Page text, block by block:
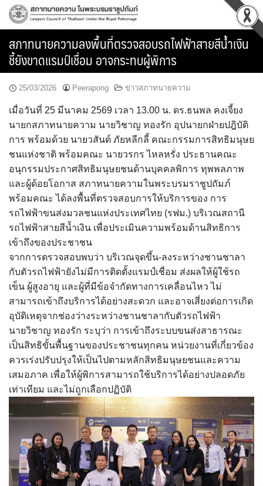
Skip
สภาทนายความลงพื้นที่ตรวจสอบรถไฟฟ้าสายสีน้ำเงิน
ชี้ยังขาดแรมป์เชื่อม อาจกระทบผู้พิการ
25/03/2026 Peerapong ข่าวสภาทนายความ
เมื่อวันที่ 25 มีนาคม 2569 เวลา 13.00 น. ดร.ธนพล คงเจี้ยง
นายกสภาทนายความ นายวิชาญ ทองรัก อุปนายกฝ่ายปฎิบัติ
การ พร้อมด้วย นายวสันต์ ภัยหลีกลี้ คณะกรรมการสิทธิมนุษย
ชนแห่งชาติ พร้อมคณะ นายวรกร ไหลหรั่ง ประธานคณะ
อนุกรรมประกาศสิทธิมนุษยชนด้านบุคคลพิการ ทุพพลภาพ
และผู้ด้อยโอกาส สภาทนายความในพระบรมราชูปถัมภ์
พร้อมคณะ ได้ลงพื้นที่ตรวจสอบการให้บริการของ การ
รถไฟฟ้าขนส่งมวลชนแห่งประเทศไทย (รฟม.) บริเวณสถานี
รถไฟฟ้าสายสีน้ำเงิน เพื่อประเมินความพร้อมด้านสิทธิการ
เข้าถึงของประชาชน
จากการตรวจสอบพบว่า บริเวณจุดขึ้น-ลงระหว่างชานชาลา
กับตัวรถไฟฟ้ายังไม่มีการติดตั้งแรมป์เชื่อม ส่งผลให้ผู้ใช้รถ
เข็น ผู้สูงอายุ และผู้ที่มีข้อจำกัดทางการเคลื่อนไหว ไม่
สามารถเข้าถึงบริการได้อย่างสะดวก และอาจเสี่ยงต่อการเกิด
อุบัติเหตุจากช่องว่างระหว่างชานชาลากับตัวรถไฟฟ้า
นายวิชาญ ทองรัก ระบุว่า การเข้าถึงระบบขนส่งสาธารณะ
เป็นสิทธิขั้นพื้นฐานของประชาชนทุกคน หน่วยงานที่เกี่ยวข้อง
ควรเร่งปรับปรุงให้เป็นไปตามหลักสิทธิมนุษยชนและความ
เสมอภาค เพื่อให้ผู้พิการสามารถใช้บริการได้อย่างปลอดภัย
เท่าเทียม และไม่ถูกเลือกปฏิบัติ